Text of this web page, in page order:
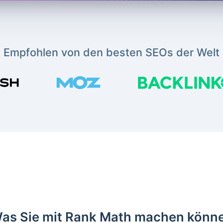
Empfohlen von den besten SEOs der Welt
Sie mit Rank Math machen